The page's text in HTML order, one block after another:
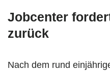
Jobcenter
zurück
Nach dem rund